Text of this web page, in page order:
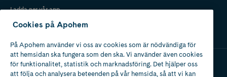
Ladda ner vår app
Apotek med tillstånd
Cookies på Apohem
På Apohem använder vi oss av cookies som är nödvändiga för
att hemsidan ska fungera som den ska. Vi använder även cookies
för funktionalitet, statistik och marknadsföring. Det hjälper oss
att följa och analysera beteenden på vår hemsida, så att vi kan